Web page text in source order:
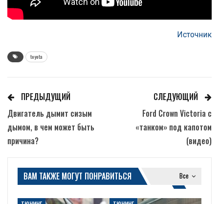
Источник
toyota
ПРЕДЫДУЩИЙ
Двигатель дымит сизым
дымом, в чем может быть
причина?
СЛЕДУЮЩИЙ
Ford Crown Victoria с
«танком» под капотом
(видео)
Все
ВАМ ТАКЖЕ МОГУТ ПОНРАВИТЬСЯ